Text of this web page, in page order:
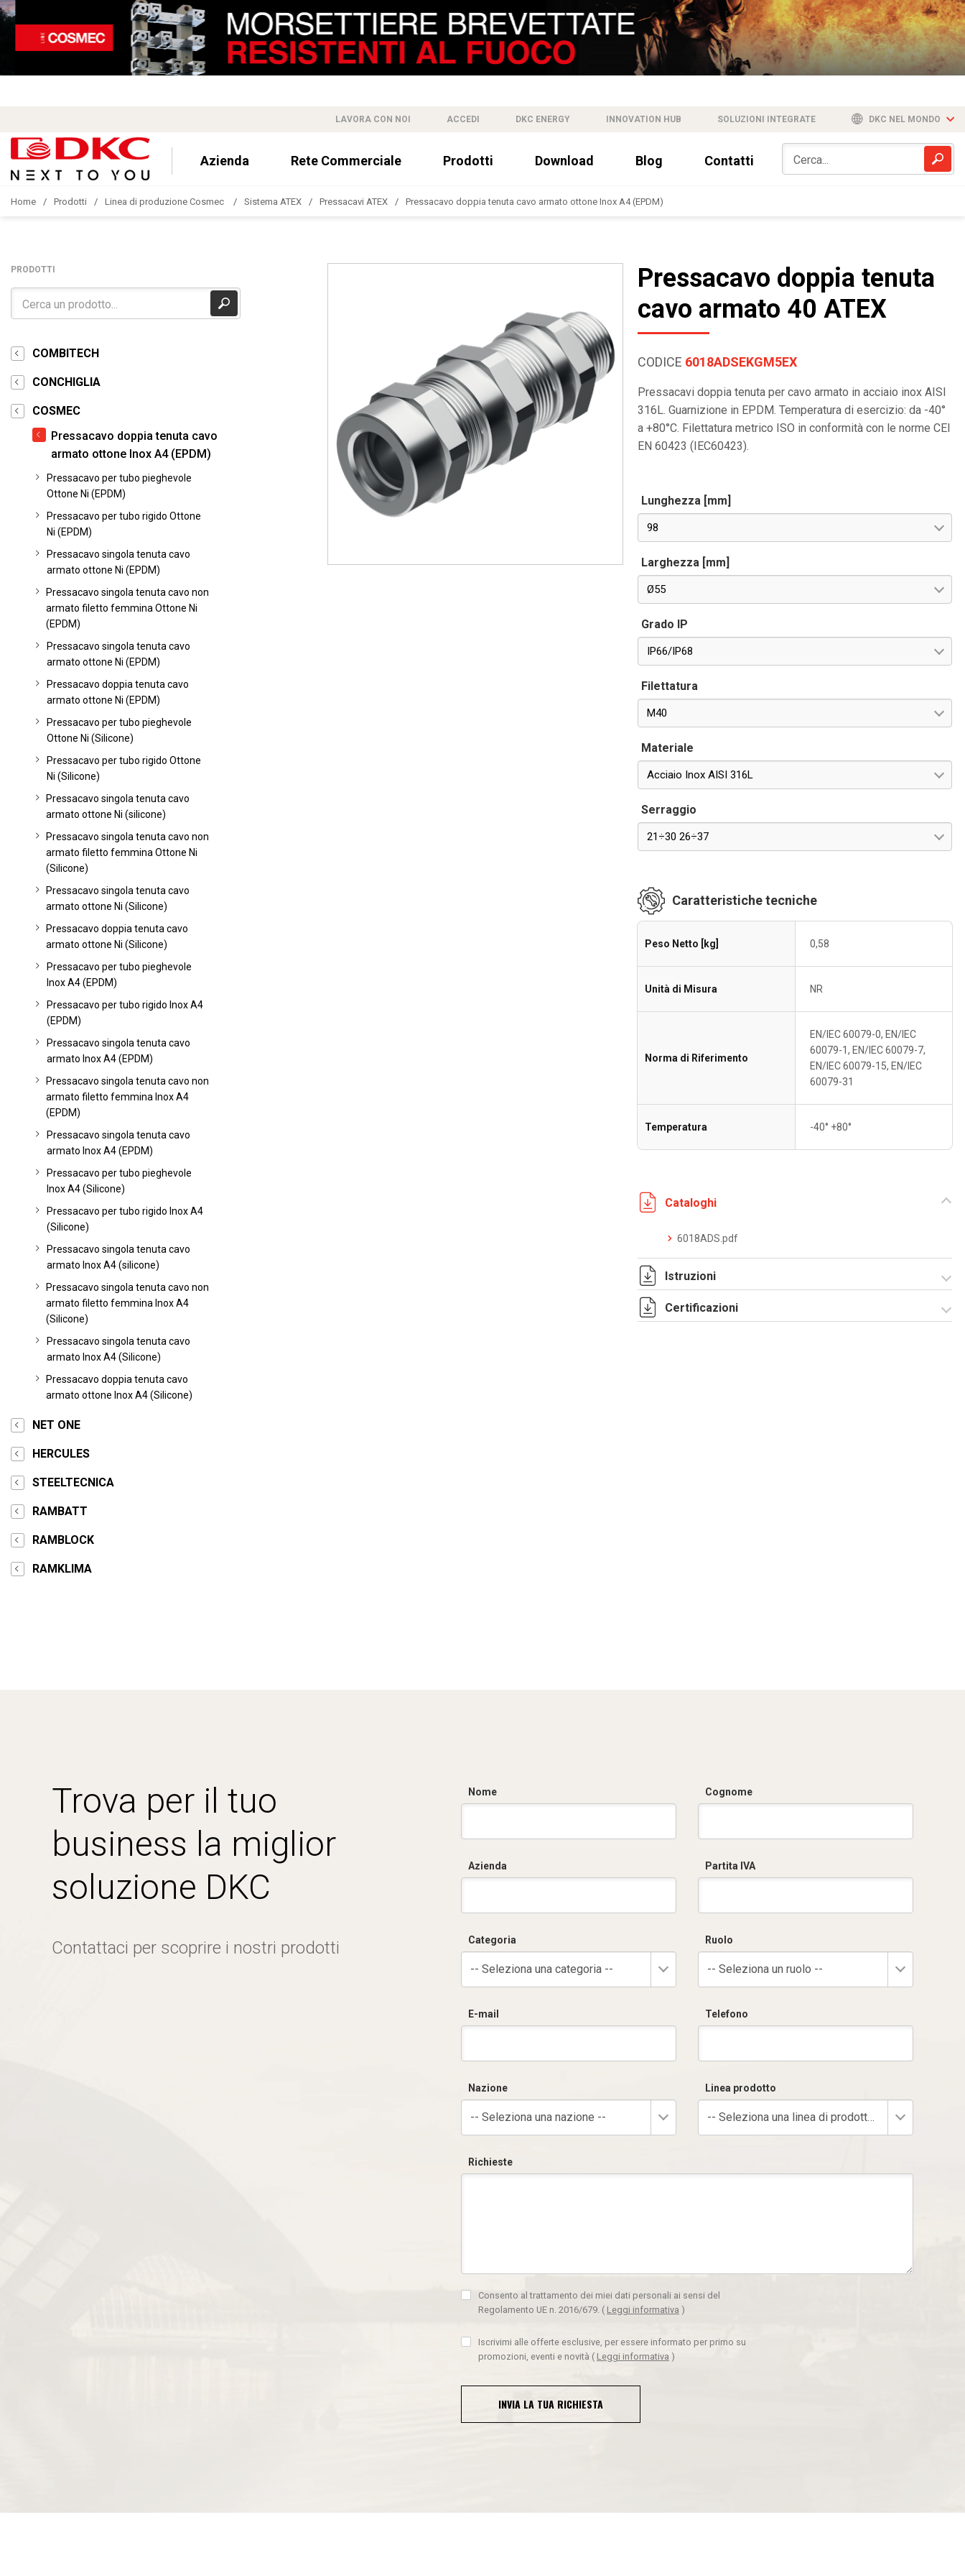
LAVORA CON NOI ACCEDI DKC ENERGY INNOVATION HUB SOLUZIONI INTEGRATE DKC NEL MONDO
Azienda Rete Commerciale Prodotti Download Blog Contatti
Home Prodotti Linea di produzione Cosmec Sistema ATEX Pressacavi ATEX Pressacavo doppia tenuta cavo armato ottone Inox A4 (EPDM)
PRODOTTI
COMBITECH
CONCHIGLIA
COSMEC
Pressacavo doppia tenuta cavo
armato ottone Inox A4 (EPDM)
Pressacavo per tubo pieghevole
Ottone Ni (EPDM)
Pressacavo per tubo rigido Ottone
Ni (EPDM)
Pressacavo singola tenuta cavo
armato ottone Ni (EPDM)
Pressacavo singola tenuta cavo non
armato filetto femmina Ottone Ni
(EPDM)
Pressacavo singola tenuta cavo
armato ottone Ni (EPDM)
Pressacavo doppia tenuta cavo
armato ottone Ni (EPDM)
Pressacavo per tubo pieghevole
Ottone Ni (Silicone)
Pressacavo per tubo rigido Ottone
Ni (Silicone)
Pressacavo singola tenuta cavo
armato ottone Ni (silicone)
Pressacavo singola tenuta cavo non
armato filetto femmina Ottone Ni
(Silicone)
Pressacavo singola tenuta cavo
armato ottone Ni (Silicone)
Pressacavo doppia tenuta cavo
armato ottone Ni (Silicone)
Pressacavo per tubo pieghevole
Inox A4 (EPDM)
Pressacavo per tubo rigido Inox A4
(EPDM)
Pressacavo singola tenuta cavo
armato Inox A4 (EPDM)
Pressacavo singola tenuta cavo non
armato filetto femmina Inox A4
(EPDM)
Pressacavo singola tenuta cavo
armato Inox A4 (EPDM)
Pressacavo per tubo pieghevole
Inox A4 (Silicone)
Pressacavo per tubo rigido Inox A4
(Silicone)
Pressacavo singola tenuta cavo
armato Inox A4 (silicone)
Pressacavo singola tenuta cavo non
armato filetto femmina Inox A4
(Silicone)
Pressacavo singola tenuta cavo
armato Inox A4 (Silicone)
Pressacavo doppia tenuta cavo
armato ottone Inox A4 (Silicone)
NET ONE
HERCULES
STEELTECNICA
RAMBATT
RAMBLOCK
RAMKLIMA
Pressacavo doppia tenuta
cavo armato 40 ATEX
CODICE 6018ADSEKGM5EX
Pressacavi doppia tenuta per cavo armato in acciaio inox AISI
316L. Guarnizione in EPDM. Temperatura di esercizio: da -40°
a +80°C. Filettatura metrico ISO in conformità con le norme CEI
EN 60423 (IEC60423).
Lunghezza [mm]
98
Larghezza [mm]
Ø55
Grado IP
IP66/IP68
Filettatura
M40
Materiale
Acciaio Inox AISI 316L
Serraggio
21÷30 26÷37
Caratteristiche tecniche
Peso Netto [kg] 0,58
Unità di Misura NR
Norma di Riferimento
EN/IEC 60079-0, EN/IEC
60079-1, EN/IEC 60079-7,
EN/IEC 60079-15, EN/IEC
60079-31
Temperatura -40° +80°
Cataloghi
6018ADS.pdf
Istruzioni
I-75-2-5 Rev. 1.pdf
Certificazioni
Trova per il tuo
business la miglior
soluzione DKC
Contattaci per scoprire i nostri prodotti
Nome Cognome
Azienda Partita IVA
Categoria
-- Seleziona una categoria --
Ruolo
-- Seleziona un ruolo --
E-mail Telefono
Nazione
-- Seleziona una nazione --
Linea prodotto
-- Seleziona una linea di prodotto --
Richieste
Consento al trattamento dei miei dati personali ai sensi del
Regolamento UE n. 2016/679. ( Leggi informativa )
Iscrivimi alle offerte esclusive, per essere informato per primo su
promozioni, eventi e novità ( Leggi informativa )
INVIA LA TUA RICHIESTA